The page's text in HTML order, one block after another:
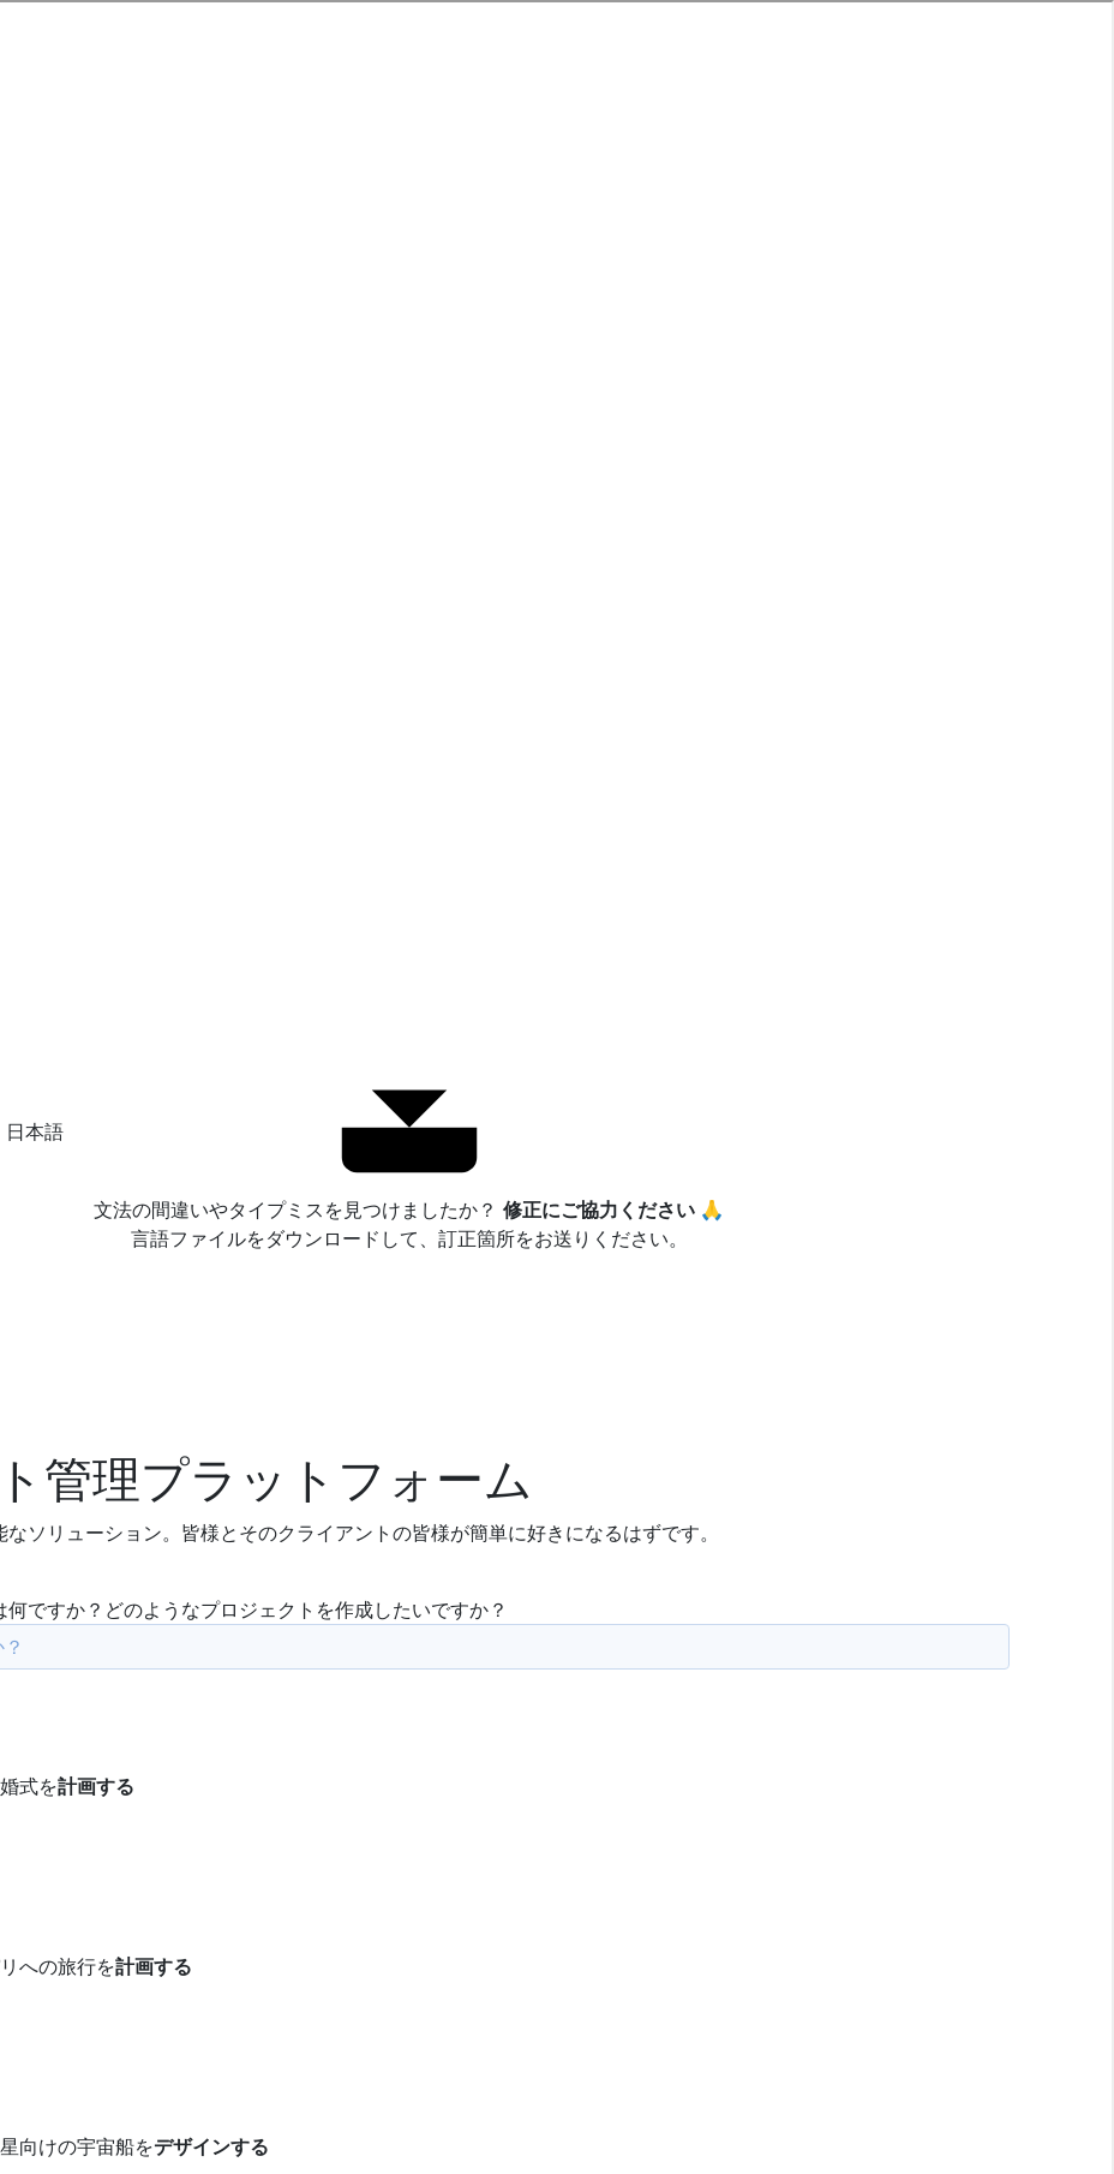
日本語
文法の間違いやタイプミスを見つけましたか？ 修正にご協力ください 🙏
言語ファイルをダウンロードして、訂正箇所をお送りください。
管理プラットフォーム
ソリューション。皆様とそのクライアントの皆様が簡単に好きになるはずです。
ですか？どのようなプロジェクトを作成したいですか？
式を計画する
への旅行を計画する
向けの宇宙船をデザインする